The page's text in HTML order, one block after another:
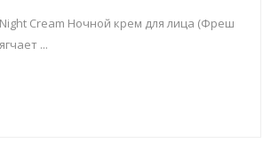
Night Cream Ночной крем для лица (Фреш
...